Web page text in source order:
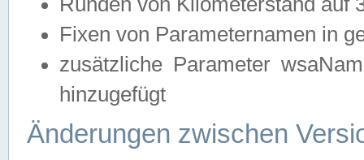
Fixen von Parameternamen in
zusätzliche Parameter
hinzugefügt
Änderungen zwischen